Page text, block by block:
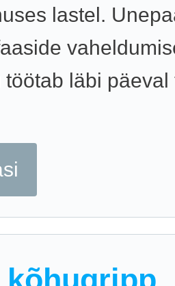
lastel.
töötab läbi päeval